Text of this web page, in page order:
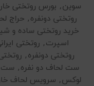
سوین, بورس روتختی
روتختی دونفره, حراج
خرید روتختی ساده و
اسپرت, روتختی
روتختی دونفره,
ست لحاف دو نفره, ست
لوکس, سرویس لحاف